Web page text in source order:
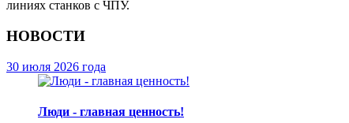
линиях станков с ЧПУ.
НОВОСТИ
30 июля 2026 года
Люди - главная ценность!